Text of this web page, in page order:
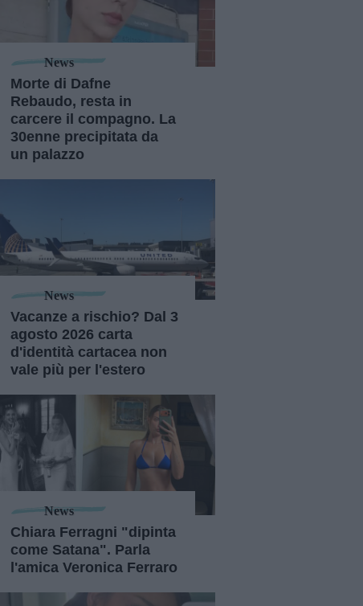
News
Morte di Dafne
Rebaudo, resta in
carcere il compagno. La
30enne precipitata da
un palazzo
News
Vacanze a rischio? Dal 3
agosto 2026 carta
d'identità cartacea non
vale più per l'estero
News
Chiara Ferragni "dipinta
come Satana". Parla
l'amica Veronica Ferraro